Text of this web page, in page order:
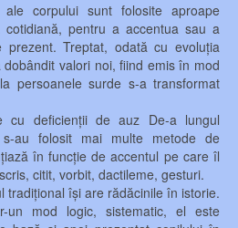
corpului sunt folosite aproape
cotidiană, pentru a accentua sau a
Treptat, odată cu evoluția
valori noi, fiind emis în mod
persoanele surde s-a transformat
cu deficienții de auz De-a lungul
s-au folosit mai multe metode de
în funcție de accentul pe care îl
citit, vorbit, dactileme, gesturi.
tradițional își are rădăcinile în istorie.
un mod logic, sistematic, el este